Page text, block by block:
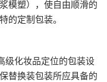
模塑），使自由顺滑的
的定制包装。
级化妆品定位的包装设
替换装包装所应具备的